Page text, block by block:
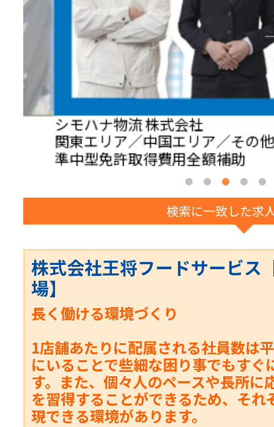
シモハナ物流 株式会社
関東エリア／中国エリア／その他
準中型免許取得費用全額補助
検索に一致した求
株式会社王将フードサービス
場】
長く働ける環境づくり
1店舗あたりに配属される社員数は
にいることで些細な困り事でもす
す。また、個々人のペースや長所に
を習得することができるため、そ
現できる環境があります。